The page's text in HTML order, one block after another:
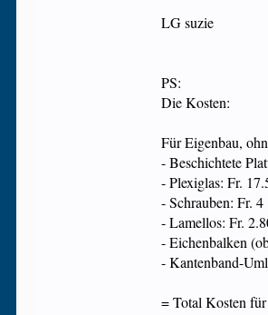
LG suzie
PS:
Die Kosten:
Für Eigenbau,
- Beschichtete
- Plexiglas: Fr.
- Schrauben: Fr. 4
- Lamellos: Fr.
- Eichenbalken
- Kantenband-
= Total Kosten